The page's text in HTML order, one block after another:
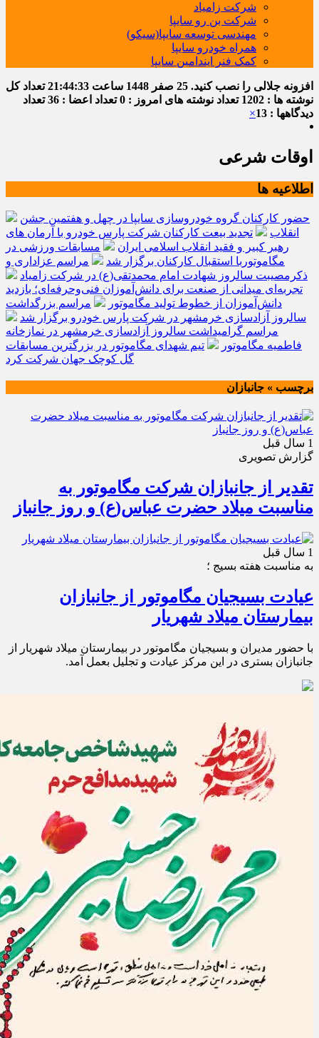
شرکت زامیاد
شرکت بن رو سایپا
مهندسی توسعه سایپا(سیکو)
همراه خودرو سایپا
کمک فنر ایندامین سایپا
افزونه جلالی را نصب کنید. 25 صفر 1448 ساعت 21:44:33تعداد کل
نوشته ها : 1202
تعداد نوشته های امروز : 0 تعداد اعضا : 36
تعداد
دیدگاهها : 13
×
اوقات شرعی
اطلاعیه ها
حضور کارکنان گروه خودروسازی سایپا در چهل و هفتمین جشن
انقلاب
تجدید بیعت کارکنان شرکت پارس خودرو با آرمان های
رهبر کبیر و فقید انقلاب اسلامی ایران
مسابقات ورزشی در
مگاموتوربا استقبال کارکنان برگزار شد
مراسم عزاداری و
ذکرمصیبت سالروز شهادت امام محمدتقی(ع) در شرکت زامیاد
تجربه‌ای میدانی از صنعت برای دانش‌آموزان فنی‌وحرفه‌ای؛ بازدید
دانش‌آموزان از خطوط تولید مگاموتور
مراسم بزرگداشت
سالروز آزادسازی خرمشهر در شرکت پارس خودرو برگزار شد
مراسم گرامیداشت سالروز آزادسازی خرمشهر در نمازخانه
فاطمیه مگاموتور
تیم شهدای مگاموتور در بزرگترین مسابقات
گل کوچک جهان شرکت کرد
برچسب » جانبازان
1 سال قبل
گزارش تصویری
تقدیر از جانبازان شرکت مگاموتور به
مناسبت میلاد حضرت عباس(ع) و روز جانباز
1 سال قبل
به مناسبت هفته بسیج ؛
عیادت بسیجیان مگاموتور از جانبازان
بیمارستان میلاد شهریار
با حضور مدیران و بسیجیان مگاموتور در بیمارستان میلاد شهریار از
جانبازان بستری در این مرکز عیادت و تجلیل بعمل آمد.